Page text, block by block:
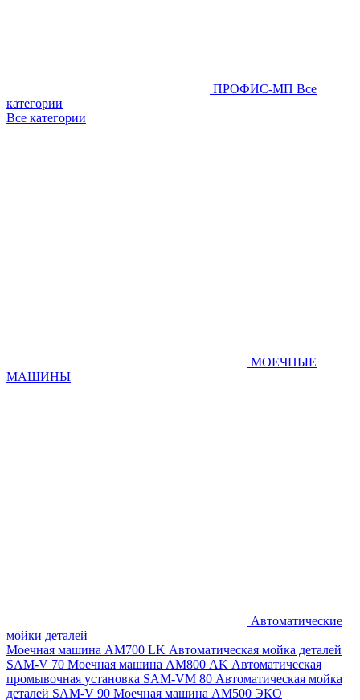
ПРОФИС-МП Все
категории
Все категории
МОЕЧНЫЕ
МАШИНЫ
Автоматические
мойки деталей
Моечная машина AM700 LK Автоматическая мойка деталей
SAM-V 70 Моечная машина АМ800 AK Автоматическая
промывочная установка SAM-VM 80 Автоматическая мойка
деталей SAM-V 90 Моечная машина АМ500 ЭКО